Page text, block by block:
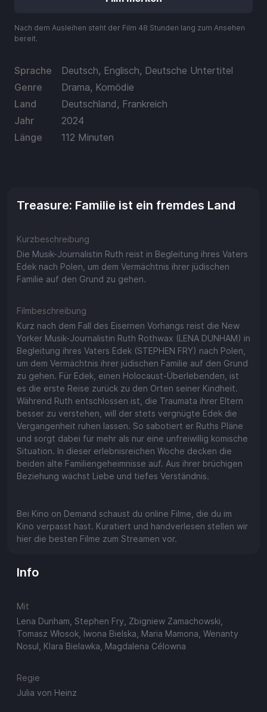
Einlösen
Nach dem Ausleihen steht der Film 48 Stunden lang zum Ansehen
bereit.
Sprache
Deutsch, Englisch, Deutsche Untertitel
Genre
Drama, Komödie
Land
Deutschland, Frankreich
Jahr
2024
Länge
112 Minuten
Treasure: Familie ist ein fremdes Land
Kurzbeschreibung
Die Musik-Journalistin Ruth reist in Begleitung ihres Vaters
Edek nach Polen, um dem Vermächtnis ihrer jüdischen
Familie auf den Grund zu gehen.
Filmbeschreibung
Kurz nach dem Fall des Eisernen Vorhangs reist die New
Yorker Musik-Journalistin Ruth Rothwax (LENA DUNHAM) in
Begleitung ihres Vaters Edek (STEPHEN FRY) nach Polen,
um dem Vermächtnis ihrer jüdischen Familie auf den Grund
zu gehen. Für Edek, einen Holocaust-Überlebenden, ist
es die erste Reise zurück zu den Orten seiner Kindheit.
Während Ruth entschlossen ist, die Traumata ihrer Eltern
besser zu verstehen, will der stets vergnügte Edek die
Vergangenheit ruhen lassen. So sabotiert er Ruths Pläne
und sorgt dabei für mehr als nur eine unfreiwillig komische
Situation. In dieser erlebnisreichen Woche decken die
beiden alte Familiengeheimnisse auf. Aus ihrer brüchigen
Beziehung wächst Liebe und tiefes Verständnis.
Bei Kino on Demand schaust du online Filme, die du im
Kino verpasst hast. Kuratiert und handverlesen stellen wir
hier die besten Filme zum Streamen vor.
Info
Mit
Lena Dunham, Stephen Fry, Zbigniew Zamachowski,
Tomasz Włosok, Iwona Bielska, Maria Mamona, Wenanty
Nosul, Klara Bielawka, Magdalena Célowna
Regie
Julia von Heinz